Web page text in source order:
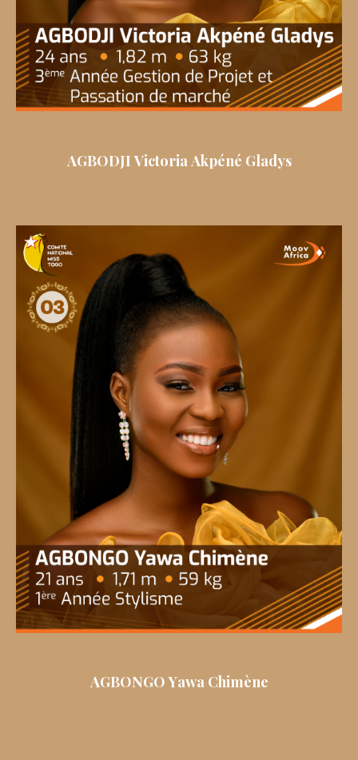
AGBODJI Victoria Akpéné Gladys
AGBONGO Yawa Chimène